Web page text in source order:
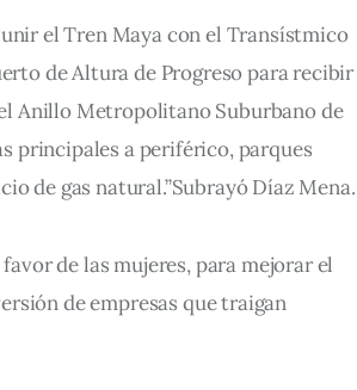
el Tren Maya con el Transístmico
de Altura de Progreso para recibir
Anillo Metropolitano Suburbano de
principales a periférico, parques
de gas natural.”Subrayó Díaz Mena.
de las mujeres, para mejorar el
de empresas que traigan